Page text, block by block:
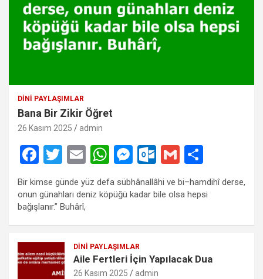
DINI PAYLAŞIMLAR
Bana Bir Zikir Öğret
26 Kasım 2025 admin
F
ce
b
o
o
k
T
wi
tt
er
E
m
ail
W
h
at
A
p
p
M
es
se
g
er
O
ut
lo
k.
o
G
m
ail
h
ar
Bir kimse günde yüz defa sübhânallâhi ve bi–hamdihî derse,
onun günahları deniz köpüğü kadar bile olsa hepsi
bağışlanır.” Buhârî,
DINI PAYLAŞIMLAR
Aile Fertleri İçin Yapılacak Dua
26 Kasım 2025 admin